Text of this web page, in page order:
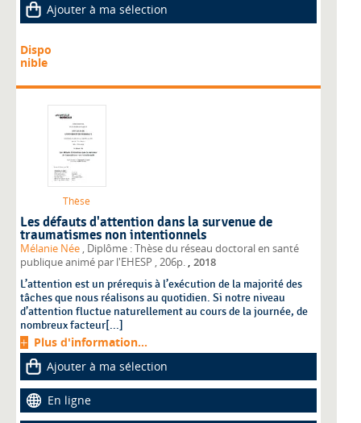
Ajouter à ma sélection
Dispo
nible
Thèse
Les défauts d'attention dans la survenue de
traumatismes non intentionnels
Mélanie Née , Diplôme : Thèse du réseau doctoral en santé
publique animé par l'EHESP , 206p. 2018
L’attention est un prérequis à l’exécution de la majorité des
tâches que nous réalisons au quotidien. Si notre niveau
d’attention fluctue naturellement au cours de la journée, de
nombreux facteur[...]
Plus d'information...
Ajouter à ma sélection
En ligne